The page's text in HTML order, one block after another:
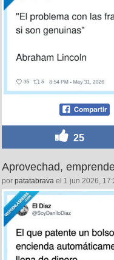
25
Aprovechad,
por patatabrava el 1 jun 2026,